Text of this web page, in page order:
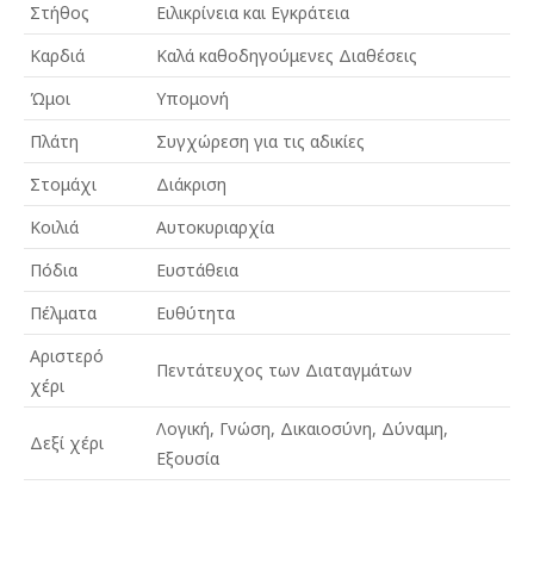
Στήθος
Ειλικρίνεια και Εγκράτεια
Καρδιά
Καλά καθοδηγούμενες Διαθέσεις
Ώμοι
Υπομονή
Πλάτη
Συγχώρεση για τις αδικίες
Στομάχι
Διάκριση
Κοιλιά
Αυτοκυριαρχία
Πόδια
Ευστάθεια
Πέλματα
Ευθύτητα
Αριστερό
χέρι
Πεντάτευχος των Διαταγμάτων
Δεξί χέρι
Λογική, Γνώση, Δικαιοσύνη, Δύναμη,
Εξουσία